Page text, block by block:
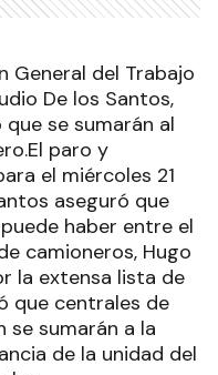
General del Trabajo
De los Santos,
se sumarán al
paro y
el miércoles 21
aseguró que
haber entre el
camioneros, Hugo
la extensa lista de
que centrales de
se sumarán a la
de la unidad del